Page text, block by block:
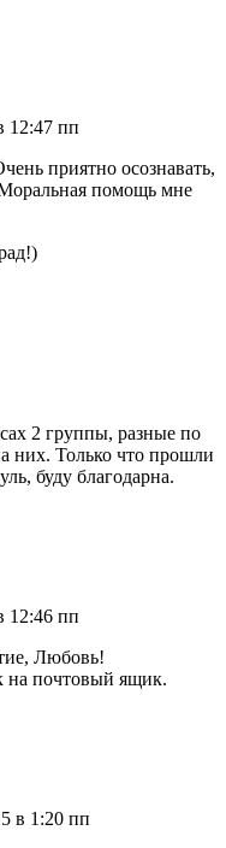
12:47 пп
приятно осознавать,
помощь мне
2 группы, разные по
них. Только что прошли
буду благодарна.
12:46 пп
Любовь!
на почтовый ящик.
в 1:20 пп